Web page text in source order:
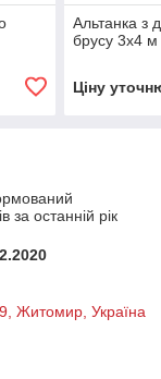
Альтанка з
брусу 3х4 м
Ціну
за останній рік
Житомир, Україна